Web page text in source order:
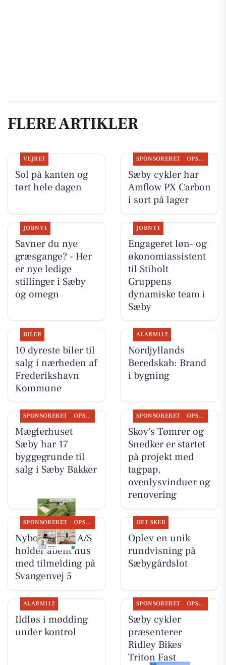
FLERE ARTIKLER
VEJRET
Sol på kanten og
tørt hele dagen
SPONSORERET OPSLAGSTAVLEN
Sæby cykler har
Amflow PX Carbon
i sort på lager
JOBNYT
Savner du nye
græsgange? - Her
er nye ledige
stillinger i Sæby
og omegn
JOBNYT
Engageret løn- og
økonomiassistent
til Stiholt
Gruppens
dynamiske team i
Sæby
BILER
10 dyreste biler til
salg i nærheden af
Frederikshavn
Kommune
ALARM112
Nordjyllands
Beredskab: Brand
i bygning
SPONSORERET OPSLAGSTAVLEN
Mæglerhuset
Sæby har 17
byggegrunde til
salg i Sæby Bakker
SPONSORERET OPSLAGSTAVLEN
Skov's Tømrer og
Snedker er startet
på projekt med
tagpap,
ovenlysvinduer og
renovering
SPONSORERET OPSLAGSTAVLEN
Nybolig Sæby A/S
holder åbent hus
med tilmelding på
Svangenvej 5
DET SKER
Oplev en unik
rundvisning på
Sæbygårdslot
ALARM112
Ildløs i mødding
under kontrol
SPONSORERET OPSLAGSTAVLEN
Sæby cykler
præsenterer
Ridley Bikes
Triton Fast